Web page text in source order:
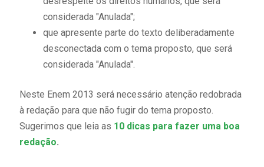
considerada "Anulada";
que apresente parte do texto deliberadamente
desconectada com o tema proposto, que será
considerada "Anulada".
Neste Enem 2013 será necessário atenção redobrada
à redação para que não fugir do tema proposto.
Sugerimos que leia as 10 dicas para fazer uma boa
redação.